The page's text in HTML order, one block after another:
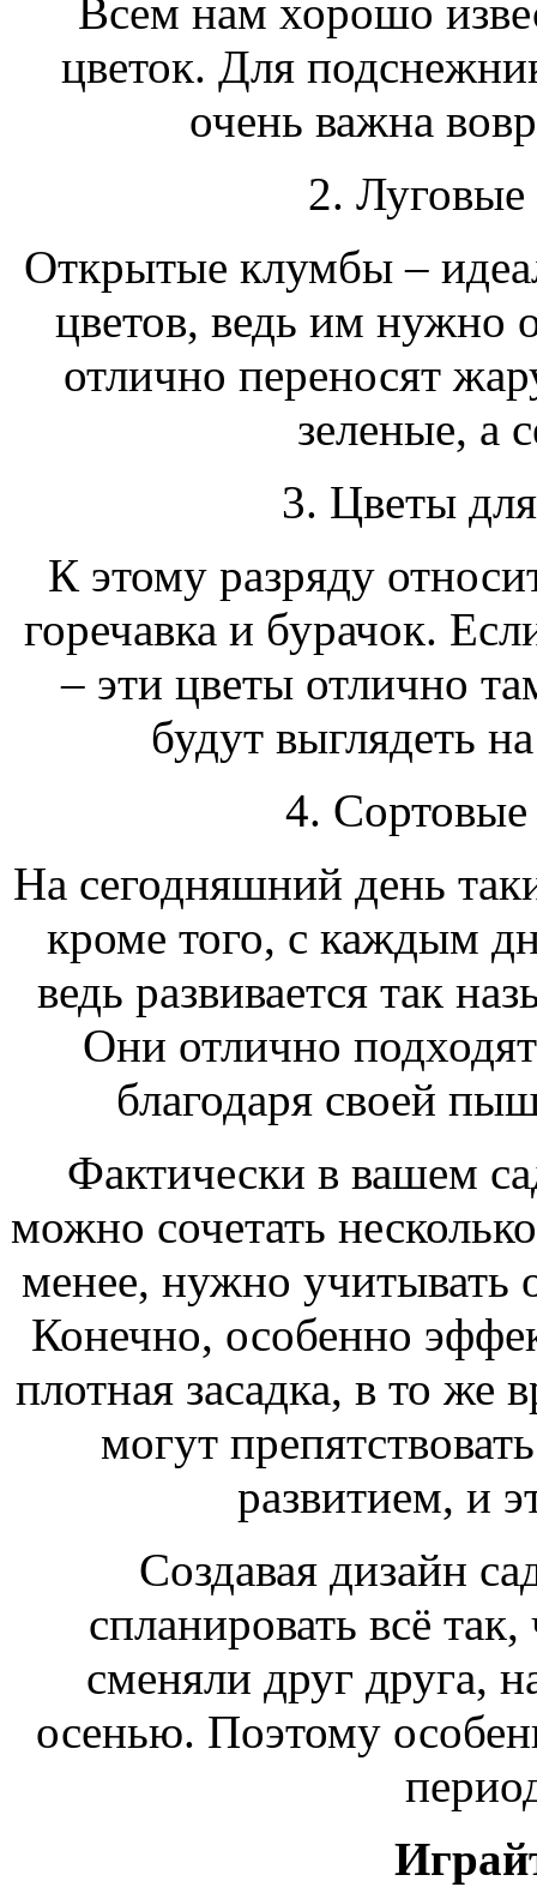
Всем нам хорошо
цветок. Для
очень важна
2.
Открытые клумбы –
цветов, ведь им нужно
отлично переносят
зеленые, а
3. Цветы
К этому разряду
горечавка и бурачок.
– эти цветы отлично
будут выглядеть
4.
На сегодняшний день
кроме того, с каждым
ведь развивается так
Они отлично
благодаря своей
Фактически в вашем
можно сочетать
менее, нужно учитывать
Конечно, особенно
плотная засадка, в то же
могут
развитием, и
Создавая дизайн
спланировать всё
сменяли друг друга,
осенью. Поэтому